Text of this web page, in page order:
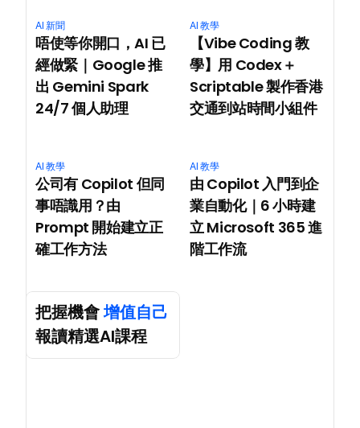
AI 新聞
唔使等你開口，AI 已
經做緊｜Google 推
出 Gemini Spark
24/7 個人助理
AI 教學
【Vibe Coding 教
學】用 Codex＋
Scriptable 製作香港
交通到站時間小組件
AI 教學
公司有 Copilot 但同
事唔識用？由
Prompt 開始建立正
確工作方法
AI 教學
由 Copilot 入門到企
業自動化｜6 小時建
立 Microsoft 365 進
階工作流
把握機會 增值自己
報讀精選AI課程